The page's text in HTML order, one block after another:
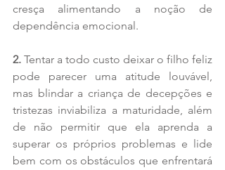
cresça alimentando a noção de
dependência emocional.
2. Tentar a todo custo deixar o filho feliz
pode parecer uma atitude louvável,
mas blindar a criança de decepções e
tristezas inviabiliza a maturidade, além
de não permitir que ela aprenda a
superar os próprios problemas e lide
bem com os obstáculos que enfrentará